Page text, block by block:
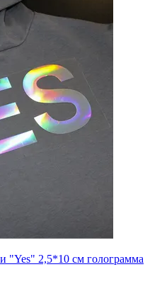
"Yes" 2,5*10 см голограмма